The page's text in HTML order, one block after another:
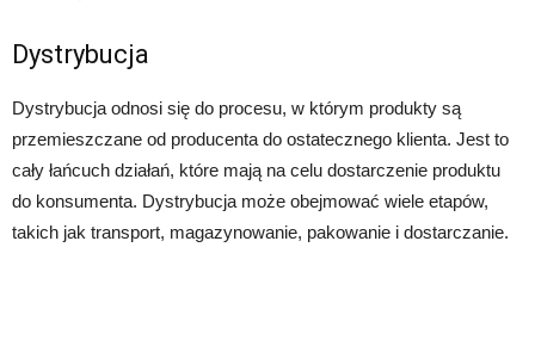
Dystrybucja
Dystrybucja odnosi się do procesu, w którym produkty są
przemieszczane od producenta do ostatecznego klienta. Jest to
cały łańcuch działań, które mają na celu dostarczenie produktu
do konsumenta. Dystrybucja może obejmować wiele etapów,
takich jak transport, magazynowanie, pakowanie i dostarczanie.